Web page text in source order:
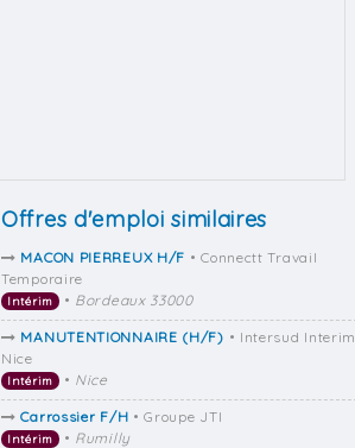
Offres d'emploi similaires
MACON PIERREUX H/F • Connectt Travail
Temporaire
Intérim • Bordeaux 33000
MANUTENTIONNAIRE (H/F) • Intersud Interim
Nice
Intérim • Nice
Carrossier F/H • Groupe JTI
Intérim • Rumilly